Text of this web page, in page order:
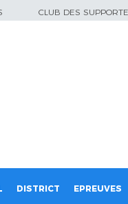
CLUB DES
DISTRICT EPREUVES